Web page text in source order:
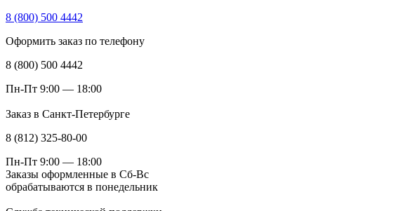
8 (800) 500 4442
Оформить заказ по телефону
8 (800) 500 4442
Пн-Пт 9:00 — 18:00
Заказ в Санкт-Петербурге
8 (812) 325-80-00
Пн-Пт 9:00 — 18:00
Заказы оформленные в Сб-Вс
обрабатываются в понедельник